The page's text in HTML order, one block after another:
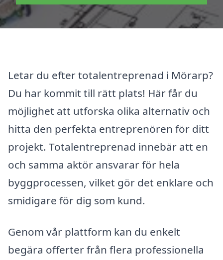
Letar du efter totalentreprenad i Mörarp?
Du har kommit till rätt plats! Här får du
möjlighet att utforska olika alternativ och
hitta den perfekta entreprenören för ditt
projekt. Totalentreprenad innebär att en
och samma aktör ansvarar för hela
byggprocessen, vilket gör det enklare och
smidigare för dig som kund.
Genom vår plattform kan du enkelt
begära offerter från flera professionella